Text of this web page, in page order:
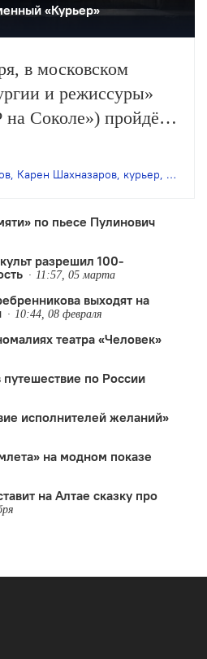
«Курьер»
в московском
и режиссуры»
Соколе») пройдёт
Владимира
(16+) по
, Карен Шахназаров, курьер,
по пьесе Пулинович
разрешил 100-
11:57, 05 марта
выходят на
10:44, 08 февраля
театра «Человек»
по России
исполнителей желаний»
на модном показе
на Алтае сказку про